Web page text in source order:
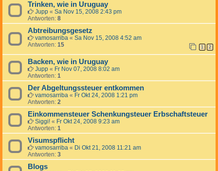
Trinken, wie in Uruguay
Jupp « Sa Nov 15, 2008 2:43 pm
Antworten: 8
Abtreibungsgesetz
vamosarriba « Sa Nov 15, 2008 4:52 am
Antworten: 15 1 2
Backen, wie in Uruguay
Jupp « Fr Nov 07, 2008 8:02 am
Antworten: 1
Der Abgeltungssteuer entkommen
vamosarriba « Fr Okt 24, 2008 1:21 pm
Antworten: 2
Einkommensteuer Schenkungsteuer Erbschaftsteuer
Siggi! « Fr Okt 24, 2008 9:23 am
Antworten: 1
Visumspflicht
vamosarriba « Di Okt 21, 2008 11:21 am
Antworten: 3
Blogs